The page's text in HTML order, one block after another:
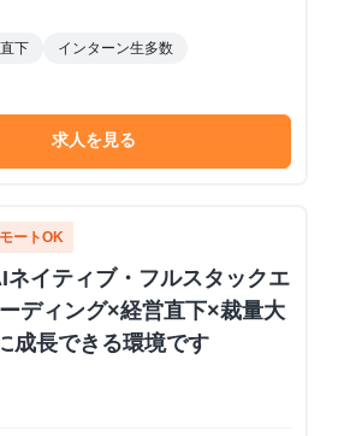
下
インターン生多数
求人を見る
ートOK
ネイティブ・フルスタックエ
ディング×経営直下×裁量大
成長できる環境です